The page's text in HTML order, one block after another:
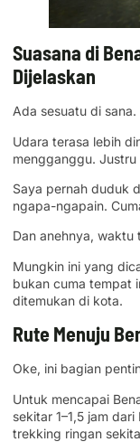
Suasana di
Dijelaskan
Ada sesuatu di sana.
Udara terasa lebih
mengganggu. Justru
Saya pernah duduk
ngapa-ngapain.
Dan anehnya, waktu
Mungkin ini yang
bukan cuma tempat
ditemukan di kota.
Rute Menuju
Oke, ini bagian
Untuk mencapai
sekitar 1–1,5 jam
trekking ringan